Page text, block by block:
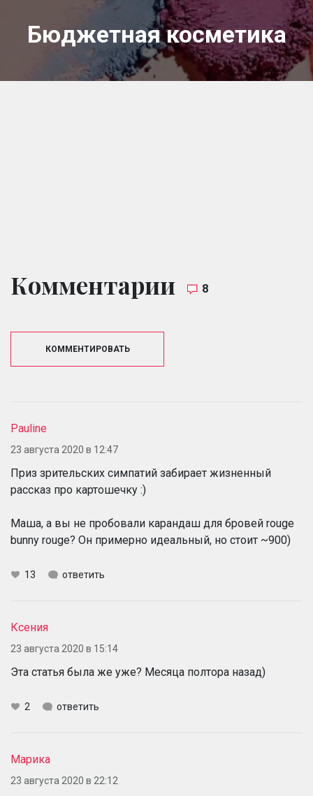
Бюджетная косметика
Комментарии 8
КОММЕНТИРОВАТЬ
Pauline
23 августа 2020 в 12:47
Приз зрительских симпатий забирает жизненный
рассказ про картошечку :)
Маша, а вы не пробовали карандаш для бровей rouge
bunny rouge? Он примерно идеальный, но стоит ~900)
13 ответить
Ксения
23 августа 2020 в 15:14
Эта статья была же уже? Месяца полтора назад)
2 ответить
Марика
23 августа 2020 в 22:12